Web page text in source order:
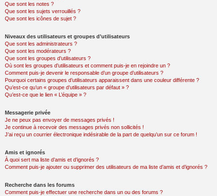
Que sont les notes ?
Que sont les sujets verrouillés ?
Que sont les icônes de sujet ?
Niveaux des utilisateurs et groupes d’utilisateurs
Que sont les administrateurs ?
Que sont les modérateurs ?
Que sont les groupes d’utilisateurs ?
Où sont les groupes d’utilisateurs et comment puis-je en rejoindre un ?
Comment puis-je devenir le responsable d’un groupe d’utilisateurs ?
Pourquoi certains groupes d’utilisateurs apparaissent dans une couleur différente ?
Qu’est-ce qu’un « groupe d’utilisateurs par défaut » ?
Qu’est-ce que le lien « L’équipe » ?
Messagerie privée
Je ne peux pas envoyer de messages privés !
Je continue à recevoir des messages privés non sollicités !
J’ai reçu un courrier électronique indésirable de la part de quelqu’un sur ce forum !
Amis et ignorés
À quoi sert ma liste d’amis et d’ignorés ?
Comment puis-je ajouter ou supprimer des utilisateurs de ma liste d’amis et d’ignorés ?
Recherche dans les forums
Comment puis-je effectuer une recherche dans un ou des forums ?